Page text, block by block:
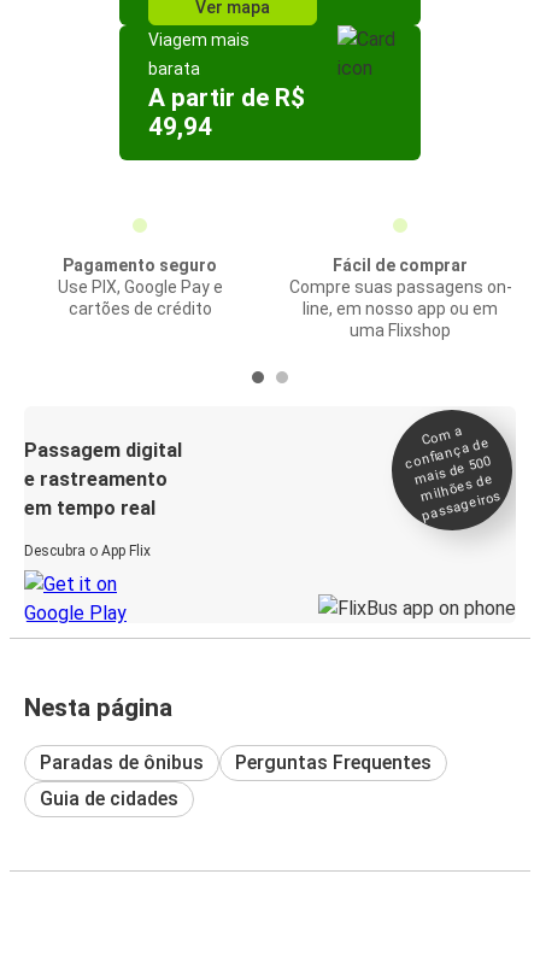
Ver mapa
Viagem mais
barata
A partir de R$
49,94
Pagamento seguro
Use PIX, Google Pay e
cartões de crédito
Fácil de comprar
Compre suas passagens on-
line, em nosso app ou em
uma Flixshop
Passagem digital
e rastreamento
em tempo real
Descubra o App Flix
Co
m a
confiança de
mais de 500
milhões de
passageiros
Nesta página
Paradas de ônibus
Perguntas Frequentes
Guia de cidades